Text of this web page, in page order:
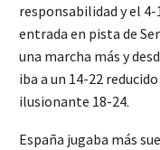
responsabilidad y el
entrada en pista de
una marcha más y
iba a un 14-22
ilusionante 18-24.
España jugaba más